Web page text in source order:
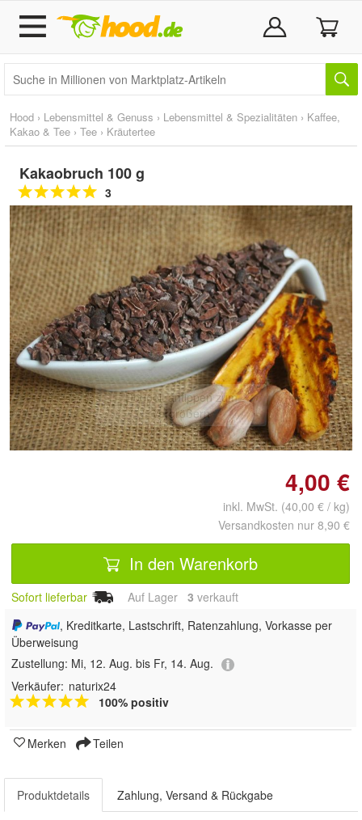
Hood › Lebensmittel & Genuss › Lebensmittel & Spezialitäten › Kaffee,
Kakao & Tee › Tee › Kräutertee
Kakaobruch 100 g
3
Doppelt antippen zum
vergrößern
4,00 €
inkl. MwSt. (40,00 € / kg)
Versandkosten nur 8,90 €
In den Warenkorb
Sofort lieferbar Auf Lager 3 verkauft
, Kreditkarte, Lastschrift, Ratenzahlung, Vorkasse per
Überweisung
Zustellung: Mi, 12. Aug. bis Fr, 14. Aug.
Verkäufer: naturix24
100% positiv
Merken Teilen
Produktdetails Zahlung, Versand & Rückgabe